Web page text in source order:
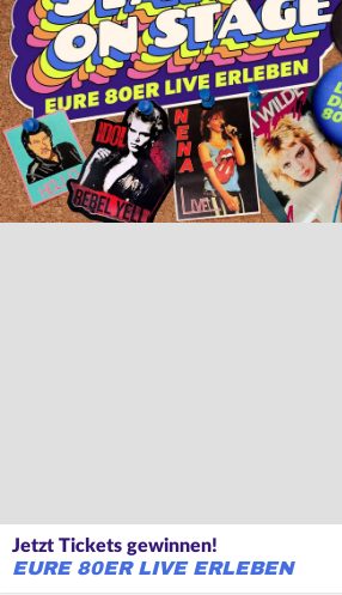
Jetzt Tickets gewinnen!
EURE 80ER LIVE ERLEBEN